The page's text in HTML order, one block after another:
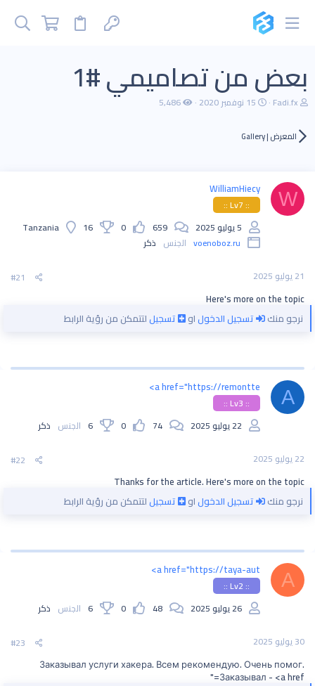
بعض من تصاميمي #1
ب
ئ
و
ض
و
ع
Fadi.fx ت
ي
د
15 نوفمبر 2020 5,486
المعرض | Gallery
W
WilliamHiecy
:: Lv7 ::
5 يوليو 2025
659
0
16
Tanzania
voenoboz.ru الجنس ذكر
21 يوليو 2025 #21
Here's more on the topic
نرجو منك
تسجيل الدخولاو تسجيللتتمكن من رؤية الرابط
A
<a href="https://remontte
:: Lv3 ::
22 يوليو 2025
74
0
6 الجنس ذكر
22 يوليو 2025 #22
Thanks for the article. Here's more on the topic
نرجو منك
تسجيل الدخولاو تسجيللتتمكن من رؤية الرابط
A
<a href="https://taya-aut
:: Lv2 ::
26 يوليو 2025
48
0
6 الجنس ذكر
30 يوليو 2025 #23
Заказывал услуги хакера. Всем рекомендую. Очень помог.
Заказывал - <a href="